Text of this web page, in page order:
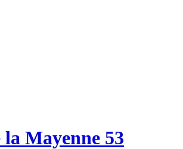
la Mayenne 53